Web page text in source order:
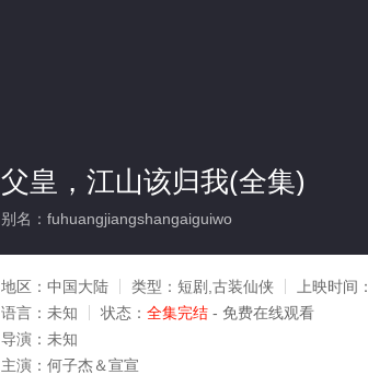
父皇，江山该归我(全集)
别名：fuhuangjiangshangaiguiwo
地区： 中国大陆 类型： 短剧,古装仙侠 上映时间：
语言： 未知 状态： 全集完结 - 免费在线观看
导演： 未知
主演： 何子杰＆宣宣